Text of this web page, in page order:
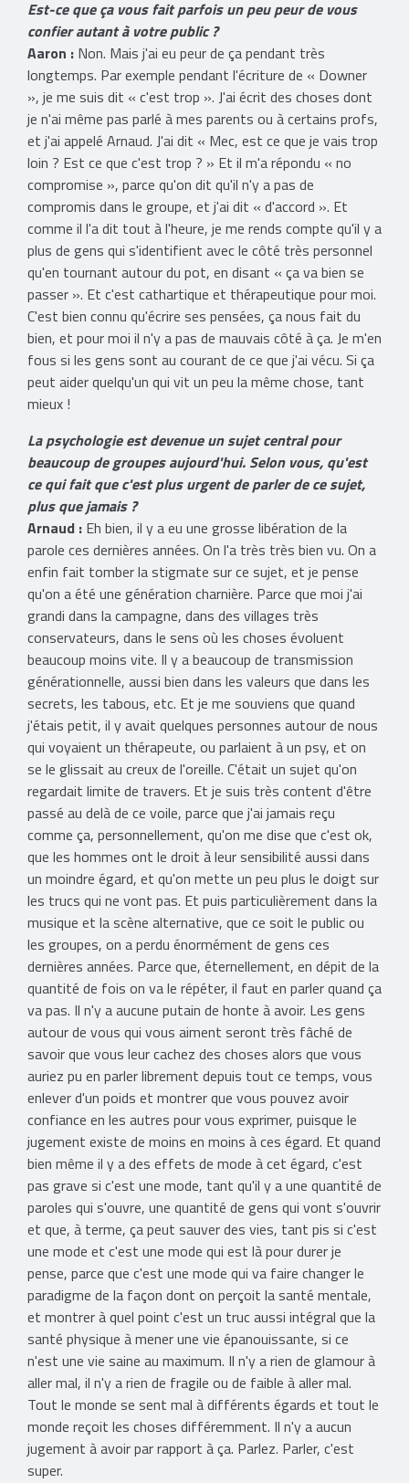
Est-ce que ça vous fait parfois un peu peur de vous
confier autant à votre public ?
Aaron : Non. Mais j'ai eu peur de ça pendant très
longtemps. Par exemple pendant l'écriture de « Downer
», je me suis dit « c'est trop ». J'ai écrit des choses dont
je n'ai même pas parlé à mes parents ou à certains profs,
et j'ai appelé Arnaud. J'ai dit « Mec, est ce que je vais trop
loin ? Est ce que c'est trop ? » Et il m'a répondu « no
compromise », parce qu'on dit qu'il n'y a pas de
compromis dans le groupe, et j'ai dit « d'accord ». Et
comme il l'a dit tout à l'heure, je me rends compte qu'il y a
plus de gens qui s'identifient avec le côté très personnel
qu'en tournant autour du pot, en disant « ça va bien se
passer ». Et c'est cathartique et thérapeutique pour moi.
C'est bien connu qu'écrire ses pensées, ça nous fait du
bien, et pour moi il n'y a pas de mauvais côté à ça. Je m'en
fous si les gens sont au courant de ce que j'ai vécu. Si ça
peut aider quelqu'un qui vit un peu la même chose, tant
mieux !
La psychologie est devenue un sujet central pour
beaucoup de groupes aujourd'hui. Selon vous, qu'est
ce qui fait que c'est plus urgent de parler de ce sujet,
plus que jamais ?
Arnaud : Eh bien, il y a eu une grosse libération de la
parole ces dernières années. On l'a très très bien vu. On a
enfin fait tomber la stigmate sur ce sujet, et je pense
qu'on a été une génération charnière. Parce que moi j'ai
grandi dans la campagne, dans des villages très
conservateurs, dans le sens où les choses évoluent
beaucoup moins vite. Il y a beaucoup de transmission
générationnelle, aussi bien dans les valeurs que dans les
secrets, les tabous, etc. Et je me souviens que quand
j'étais petit, il y avait quelques personnes autour de nous
qui voyaient un thérapeute, ou parlaient à un psy, et on
se le glissait au creux de l'oreille. C'était un sujet qu'on
regardait limite de travers. Et je suis très content d'être
passé au delà de ce voile, parce que j'ai jamais reçu
comme ça, personnellement, qu'on me dise que c'est ok,
que les hommes ont le droit à leur sensibilité aussi dans
un moindre égard, et qu'on mette un peu plus le doigt sur
les trucs qui ne vont pas. Et puis particulièrement dans la
musique et la scène alternative, que ce soit le public ou
les groupes, on a perdu énormément de gens ces
dernières années. Parce que, éternellement, en dépit de la
quantité de fois on va le répéter, il faut en parler quand ça
va pas. Il n'y a aucune putain de honte à avoir. Les gens
autour de vous qui vous aiment seront très fâché de
savoir que vous leur cachez des choses alors que vous
auriez pu en parler librement depuis tout ce temps, vous
enlever d'un poids et montrer que vous pouvez avoir
confiance en les autres pour vous exprimer, puisque le
jugement existe de moins en moins à ces égard. Et quand
bien même il y a des effets de mode à cet égard, c'est
pas grave si c'est une mode, tant qu'il y a une quantité de
paroles qui s'ouvre, une quantité de gens qui vont s'ouvrir
et que, à terme, ça peut sauver des vies, tant pis si c'est
une mode et c'est une mode qui est là pour durer je
pense, parce que c'est une mode qui va faire changer le
paradigme de la façon dont on perçoit la santé mentale,
et montrer à quel point c'est un truc aussi intégral que la
santé physique à mener une vie épanouissante, si ce
n'est une vie saine au maximum. Il n'y a rien de glamour à
aller mal, il n'y a rien de fragile ou de faible à aller mal.
Tout le monde se sent mal à différents égards et tout le
monde reçoit les choses différemment. Il n'y a aucun
jugement à avoir par rapport à ça. Parlez. Parler, c'est
super.